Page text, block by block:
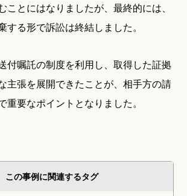
ことにはなりましたが、最終的には、
する形で訴訟は終結しました。
付嘱託の制度を利用し、取得した証拠
主張を展開できたことが、相手方の請
重要なポイントとなりました。
この事例に関連するタグ